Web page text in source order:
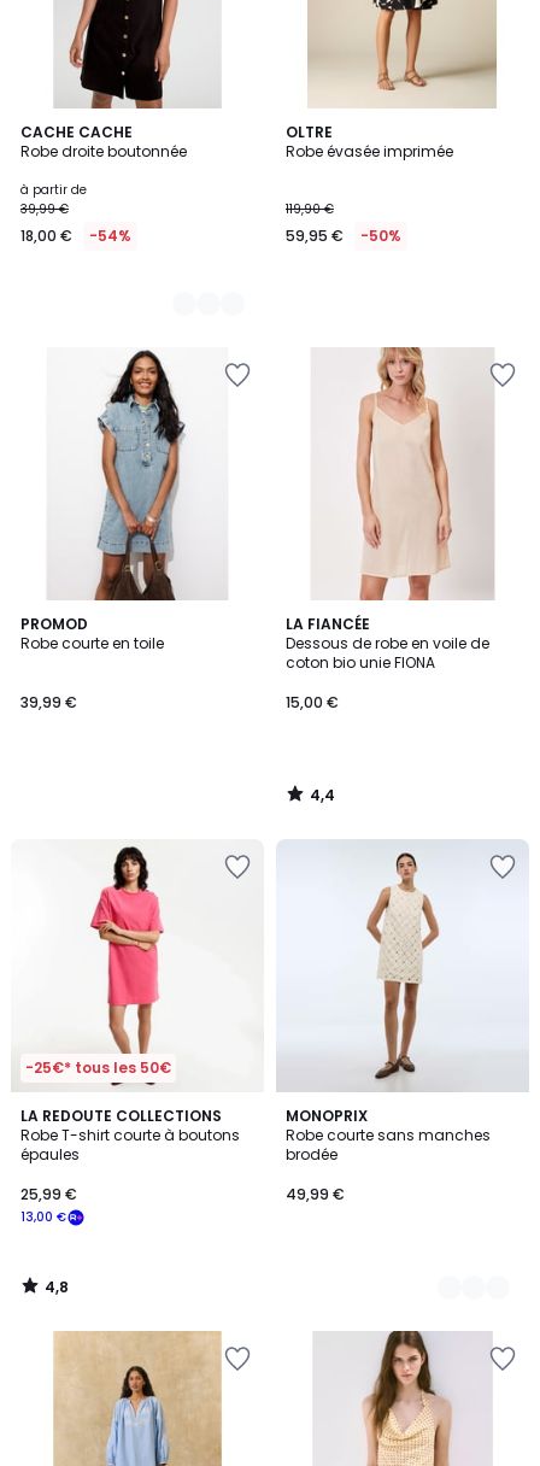
CACHE CACHE
Robe droite boutonnée
à partir de
39,99 €
18,00 € -54%
2
Couleurs
OLTRE
Robe évasée imprimée
119,90 €
59,95 € -50%
PROMOD
Robe courte en toile
39,99 €
LA FIANCÉE
Dessous de robe en voile de
coton bio unie FIONA
15,00 €
4,4
/ 5
4,4
/
-25€* tous les 50€
LA REDOUTE COLLECTIONS
Robe T-shirt courte à boutons
épaules
13,00 €
25,99 €
4,8
/ 5
4,8
/
MONOPRIX
Robe courte sans manches
brodée
49,99 €
2
Couleurs